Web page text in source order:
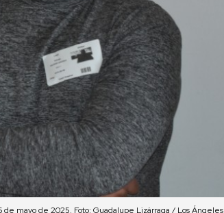
mayo de 2025. Foto: Guadalupe Lizárraga / Los Ángeles